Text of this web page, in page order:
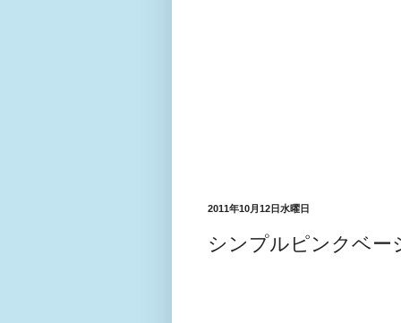
2011年10月12日水曜日
シンプルピンクベ